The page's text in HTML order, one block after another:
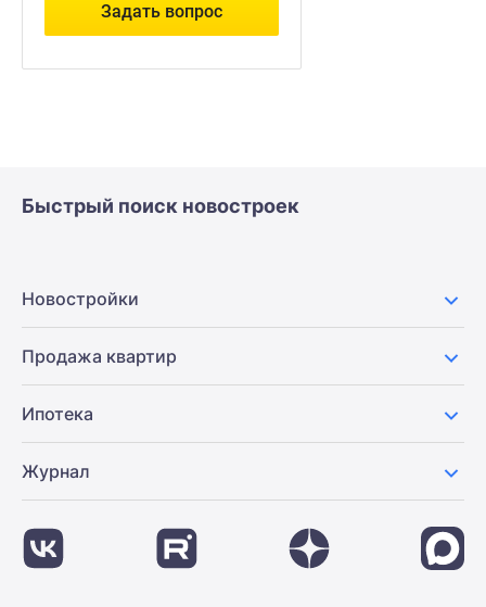
Задать вопрос
Быстрый поиск новостроек
Новостройки
Продажа квартир
Ипотека
Журнал